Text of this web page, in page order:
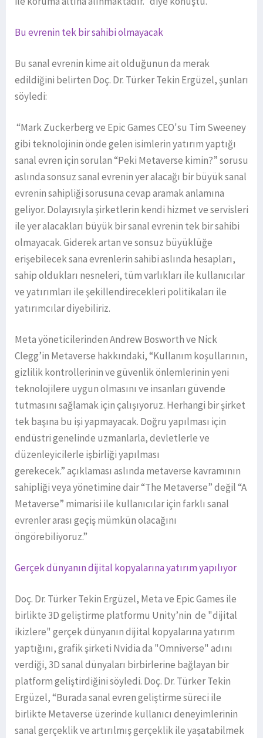
Bu evrenin tek bir sahibi olmayacak
Bu sanal evrenin kime ait olduğunun da merak
edildiğini belirten Doç. Dr. Türker Tekin Ergüzel, şunları
söyledi:
“Mark Zuckerberg ve Epic Games CEO'su Tim Sweeney
gibi teknolojinin önde gelen isimlerin yatırım yaptığı
sanal evren için sorulan “Peki Metaverse kimin?” sorusu
aslında sonsuz sanal evrenin yer alacağı bir büyük sanal
evrenin sahipliği sorusuna cevap aramak anlamına
geliyor. Dolayısıyla şirketlerin kendi hizmet ve servisleri
ile yer alacakları büyük bir sanal evrenin tek bir sahibi
olmayacak. Giderek artan ve sonsuz büyüklüğe
erişebilecek sana evrenlerin sahibi aslında hesapları,
sahip oldukları nesneleri, tüm varlıkları ile kullanıcılar
ve yatırımları ile şekillendirecekleri politikaları ile
yatırımcılar diyebiliriz.
Meta yöneticilerinden Andrew Bosworth ve Nick
Clegg’in Metaverse hakkındaki, “Kullanım koşullarının,
gizlilik kontrollerinin ve güvenlik önlemlerinin yeni
teknolojilere uygun olmasını ve insanları güvende
tutmasını sağlamak için çalışıyoruz. Herhangi bir şirket
tek başına bu işi yapmayacak. Doğru yapılması için
endüstri genelinde uzmanlarla, devletlerle ve
düzenleyicilerle işbirliği yapılması
gerekecek.” açıklaması aslında metaverse kavramının
sahipliği veya yönetimine dair “The Metaverse” değil “A
Metaverse” mimarisi ile kullanıcılar için farklı sanal
evrenler arası geçiş mümkün olacağını
öngörebiliyoruz.”
Gerçek dünyanın dijital kopyalarına yatırım yapılıyor
Doç. Dr. Türker Tekin Ergüzel, Meta ve Epic Games ile
birlikte 3D geliştirme platformu Unity’nin de "dijital
ikizlere" gerçek dünyanın dijital kopyalarına yatırım
yaptığını, grafik şirketi Nvidia da "Omniverse" adını
verdiği, 3D sanal dünyaları birbirlerine bağlayan bir
platform geliştirdiğini söyledi. Doç. Dr. Türker Tekin
Ergüzel, “Burada sanal evren geliştirme süreci ile
birlikte Metaverse üzerinde kullanıcı deneyimlerinin
sanal gerçeklik ve artırılmış gerçeklik ile yaşatabilmek